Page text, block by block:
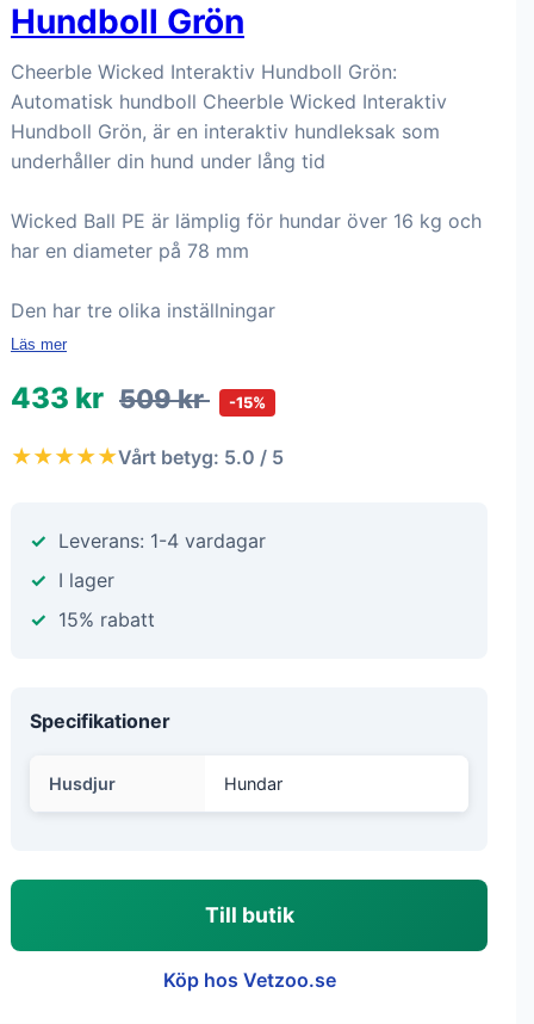
Hundboll Grön
Cheerble Wicked Interaktiv Hundboll Grön:
Automatisk hundboll Cheerble Wicked Interaktiv
Hundboll Grön, är en interaktiv hundleksak som
underhåller din hund under lång tid
Wicked Ball PE är lämplig för hundar över 16 kg och
har en diameter på 78 mm
Den har tre olika inställningar
Läs mer
433 kr 509 kr -15%
★★★★★Vårt betyg: 5.0 / 5
Leverans: 1-4 vardagar
I lager
15% rabatt
Specifikationer
Husdjur Hundar
Till butik
Köp hos Vetzoo.se